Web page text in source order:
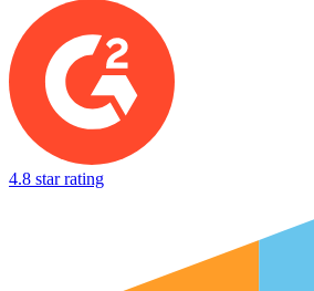
4.8 star rating